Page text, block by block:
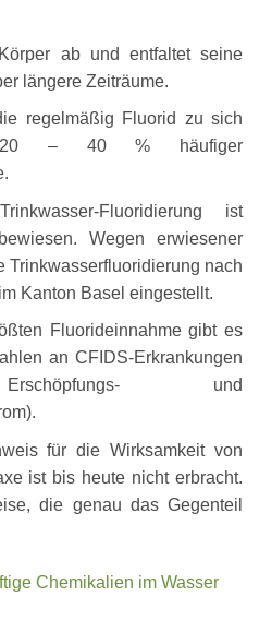
ab und entfaltet seine
längere Zeiträume.
regelmäßig Fluorid zu sich
20 – 40 % häufiger
Fluoridierung ist
Wegen erwiesener
Trinkwasserfluoridierung nach
Kanton Basel eingestellt.
Fluorideinnahme gibt es
an CFIDS-Erkrankungen
und
für die Wirksamkeit von
ist bis heute nicht erbracht.
die genau das Gegenteil
Chemikalien im Wasser